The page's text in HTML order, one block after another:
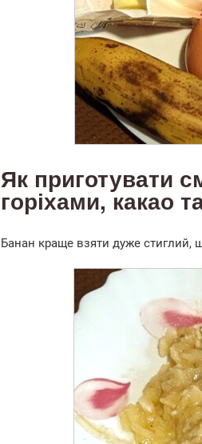
Як приготувати
горіхами, какао
Банан краще взяти дуже стиглий,